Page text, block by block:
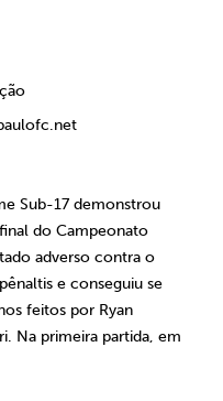
Sub-17 demonstrou
do Campeonato
adverso contra o
e conseguiu se
feitos por Ryan
Na primeira partida, em